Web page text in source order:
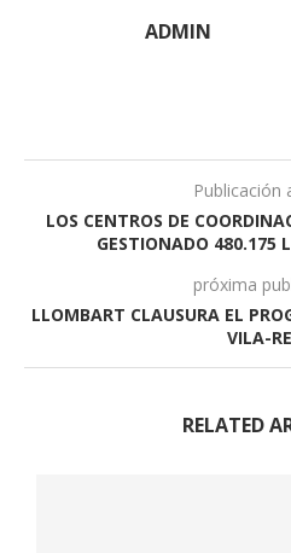
ADMIN
Publicación
LOS CENTROS DE
GESTIONADO 480.175
próxima
LLOMBART CLAUSURA EL
VILA-
RELATED